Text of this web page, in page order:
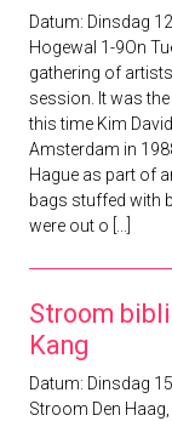
Datum: Dinsdag
Hogewal 1-9On
gathering of
session. It was
this time Kim
Amsterdam in
Hague as part of
bags stuffed with
were out o [...]
Stroom
Kang
Datum: Dinsdag
Stroom Den